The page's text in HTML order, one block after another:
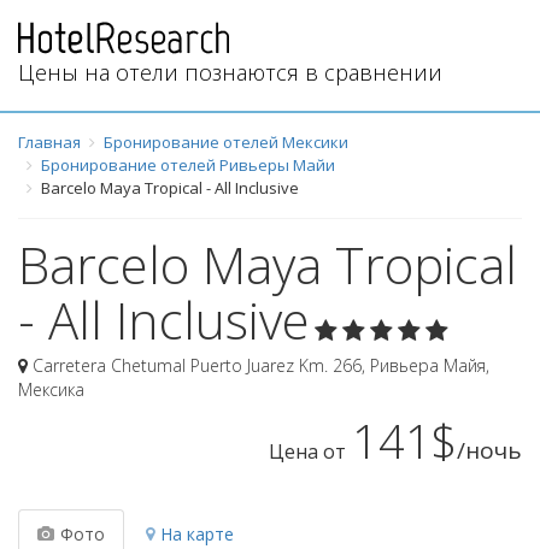
Цены на отели познаются в сравнении
Главная
Бронирование отелей Мексики
Бронирование отелей Ривьеры Майи
Barcelo Maya Tropical - All Inclusive
Barcelo Maya Tropical
- All Inclusive
Carretera Chetumal Puerto Juarez Km. 266, Ривьера Майя,
Мексика
Цена от 141$/ночь
Фото На карте